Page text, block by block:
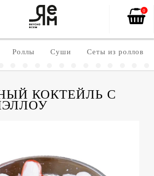
0
Роллы Суши Сеты из роллов
КОКТЕЙЛЬ С